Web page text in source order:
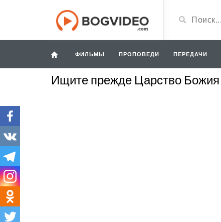
ФИЛЬМЫ ПРОПОВЕДИ ПЕРЕДАЧИ
Ищите прежде Царство Божия